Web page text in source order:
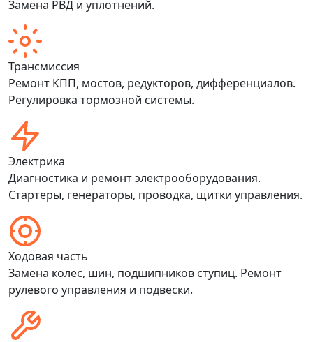
Замена РВД и уплотнений.
Трансмиссия
Ремонт КПП, мостов, редукторов, дифференциалов.
Регулировка тормозной системы.
Электрика
Диагностика и ремонт электрооборудования.
Стартеры, генераторы, проводка, щитки управления.
Ходовая часть
Замена колес, шин, подшипников ступиц. Ремонт
рулевого управления и подвески.